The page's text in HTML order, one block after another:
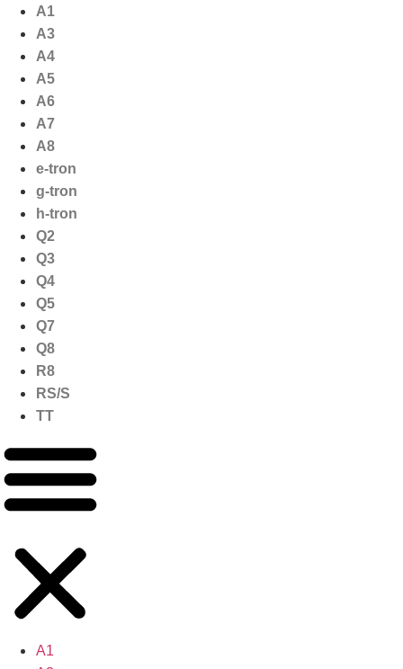
naar
inhoud
A1
A3
A4
A5
A6
A7
A8
e-tron
g-tron
h-tron
Q2
Q3
Q4
Q5
Q7
Q8
R8
RS/S
TT
A1